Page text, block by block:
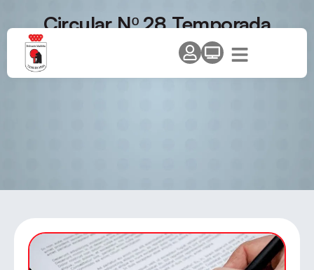
Circular Nº 28 Temporada
2011/12 – Fase de Ascenso a 2ª
Nacional Masculina